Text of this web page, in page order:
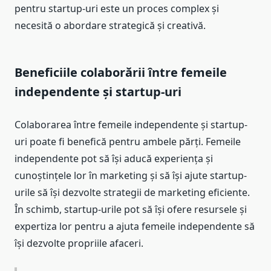
pentru startup-uri este un proces complex și
necesită o abordare strategică și creativă.
Beneficiile colaborării între femeile
independente și startup-uri
Colaborarea între femeile independente și startup-
uri poate fi benefică pentru ambele părți. Femeile
independente pot să își aducă experiența și
cunoștințele lor în marketing și să își ajute startup-
urile să își dezvolte strategii de marketing eficiente.
În schimb, startup-urile pot să își ofere resursele și
expertiza lor pentru a ajuta femeile independente să
își dezvolte propriile afaceri.